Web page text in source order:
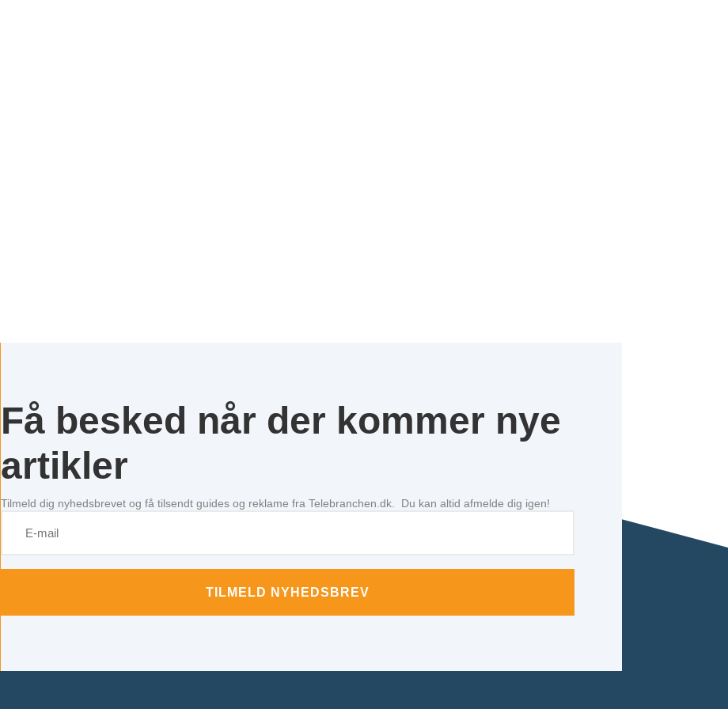
Få besked når der kommer nye
artikler
Tilmeld dig nyhedsbrevet og få tilsendt guides og reklame fra Telebranchen.dk. Du kan altid afmelde dig igen!
TILMELD NYHEDSBREV